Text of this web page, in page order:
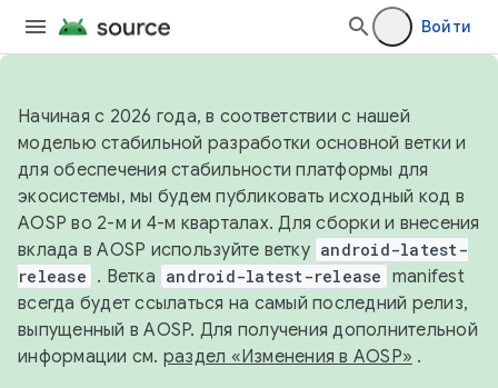
Войти
Начиная с 2026 года, в соответствии с нашей
моделью стабильной разработки основной ветки и
для обеспечения стабильности платформы для
экосистемы, мы будем публиковать исходный код в
AOSP во 2-м и 4-м кварталах. Для сборки и внесения
вклада в AOSP используйте ветку android-latest-
release . Ветка android-latest-release manifest
всегда будет ссылаться на самый последний релиз,
выпущенный в AOSP. Для получения дополнительной
информации см. раздел «Изменения в AOSP» .